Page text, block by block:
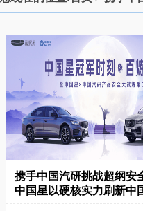
车生活
携手中国汽研挑战超纲安
中国星以硬核实力刷新中